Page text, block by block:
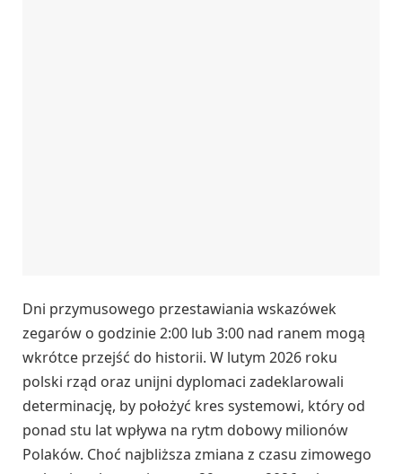
Dni przymusowego przestawiania wskazówek
zegarów o godzinie 2:00 lub 3:00 nad ranem mogą
wkrótce przejść do historii. W lutym 2026 roku
polski rząd oraz unijni dyplomaci zadeklarowali
determinację, by położyć kres systemowi, który od
ponad stu lat wpływa na rytm dobowy milionów
Polaków. Choć najbliższa zmiana z czasu zimowego